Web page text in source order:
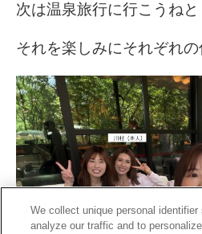
次は温泉旅行に行こうねと
それを楽しみにそれぞれの
We collect unique personal
analyze our traffic and to